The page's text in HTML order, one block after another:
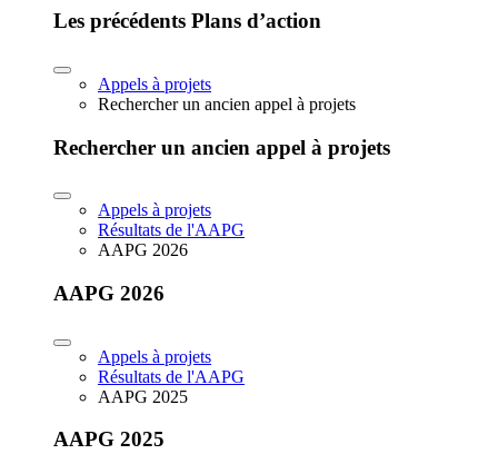
Les précédents Plans d’action
Appels à projets
Rechercher un ancien appel à projets
Rechercher un ancien appel à projets
Appels à projets
Résultats de l'AAPG
AAPG 2026
AAPG 2026
Appels à projets
Résultats de l'AAPG
AAPG 2025
AAPG 2025